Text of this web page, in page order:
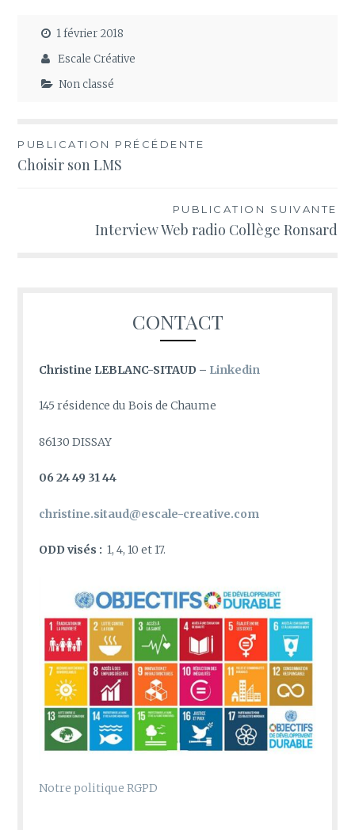
1 février 2018
Escale Créative
Non classé
Navigation
de
PUBLICATION PRÉCÉDENTE
Choisir son LMS
PUBLICATION SUIVANTE
Interview Web radio Collège Ronsard
CONTACT
Christine LEBLANC-SITAUD – Linkedin
145 résidence du Bois de Chaume
86130 DISSAY
06 24 49 31 44
christine.sitaud@escale-creative.com
ODD visés : 1, 4, 10 et 17.
Notre politique RGPD